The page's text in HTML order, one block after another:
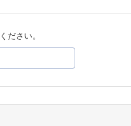
ださい。